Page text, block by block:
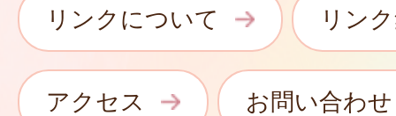
リンクについて リン
アクセス お問い合わせ